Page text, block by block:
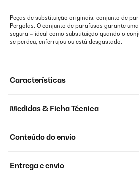
Peças de substituição originais: conjunto de
Pergolas. O conjunto de parafusos garante
segura – ideal como substituição quando o
se perdeu, enferrujou ou está desgastado.
Características
Medidas & Ficha Técnica
Conteúdo do envio
Entrega e envio